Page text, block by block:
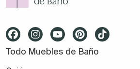
Todo Muebles de Baño